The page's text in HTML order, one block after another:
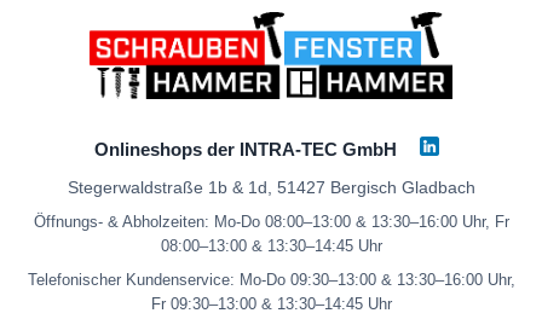
Onlineshops der INTRA-TEC GmbH
Stegerwaldstraße 1b & 1d, 51427 Bergisch Gladbach
Öffnungs- & Abholzeiten: Mo-Do 08:00–13:00 & 13:30–16:00 Uhr, Fr
08:00–13:00 & 13:30–14:45 Uhr
Telefonischer Kundenservice: Mo-Do 09:30–13:00 & 13:30–16:00 Uhr,
Fr 09:30–13:00 & 13:30–14:45 Uhr